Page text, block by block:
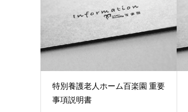
特別養護老人ホーム百楽園 重要
事項説明書